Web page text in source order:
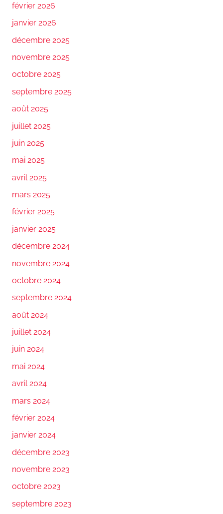
février 2026
janvier 2026
décembre 2025
novembre 2025
octobre 2025
septembre 2025
août 2025
juillet 2025
juin 2025
mai 2025
avril 2025
mars 2025
février 2025
janvier 2025
décembre 2024
novembre 2024
octobre 2024
septembre 2024
août 2024
juillet 2024
juin 2024
mai 2024
avril 2024
mars 2024
février 2024
janvier 2024
décembre 2023
novembre 2023
octobre 2023
septembre 2023